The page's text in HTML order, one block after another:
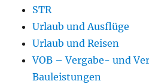
STR
Urlaub und Ausflüge
Urlaub und Reisen
VOB – Vergabe- und
Bauleistungen